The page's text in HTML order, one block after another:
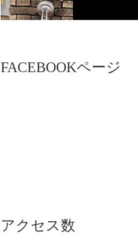
FACEBOOKページ
アクセス数